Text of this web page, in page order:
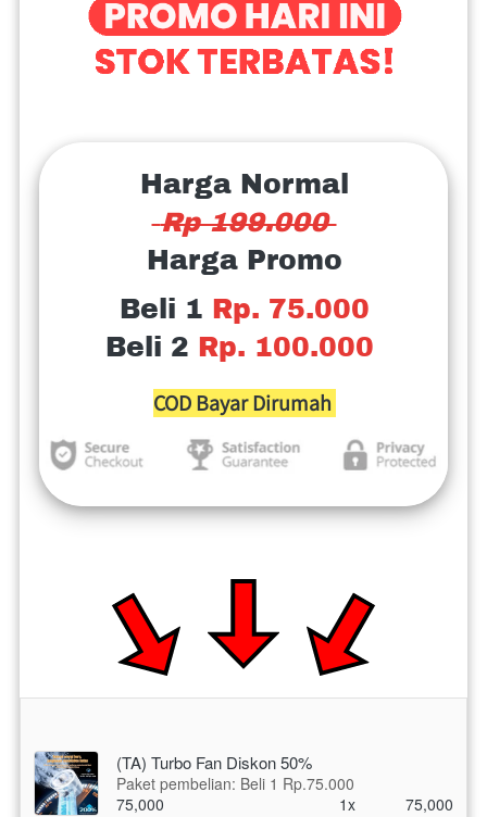
Harga Normal
Rp 199.000
Harga Promo
Beli 1 Rp. 75.000
Beli 2 Rp. 100.000
COD Bayar Dirumah
(TA) Turbo Fan Diskon 50%
Paket pembelian: Beli 1 Rp.75.000
75,000
1x 75,000